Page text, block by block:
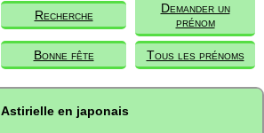
Recherche
Demander un
prénom
Bonne fête Tous les prénoms
Astirielle en japonais